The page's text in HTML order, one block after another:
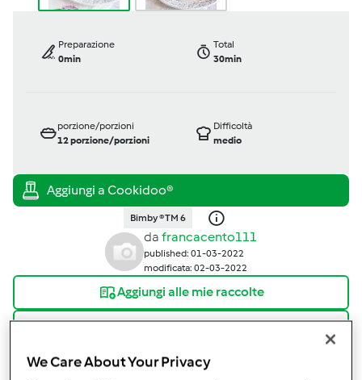
Preparazione
0min
Total
30min
porzione/porzioni
12porzione/porzioni
Difficoltà
medio
Bimby ® TM 6
da francacento111
published: 01-03-2022
modificata: 02-03-2022
Aggiungi alle mie raccolte
condividi la ricetta
We Care About Your Privacy